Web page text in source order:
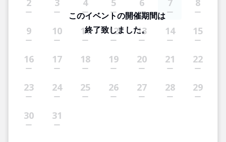
2 3 4 5 6 7 8
9 10 11 12 13 14 15
16 17 18 19 20 21 22
23 24 25 26 27 28 29
30 31
このイベントの開催期間は
終了致しました。